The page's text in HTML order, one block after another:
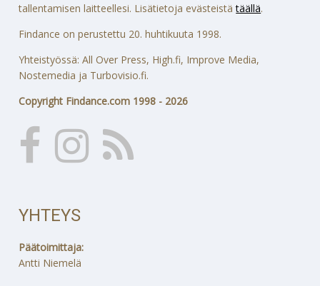
tallentamisen laitteellesi. Lisätietoja evästeistätäällä.
Findance on perustettu 20. huhtikuuta 1998.
Yhteistyössä: All Over Press, High.fi, Improve Media,
Nostemedia ja Turbovisio.fi.
Copyright Findance.com 1998 - 2026
YHTEYS
Päätoimittaja:
Antti Niemelä